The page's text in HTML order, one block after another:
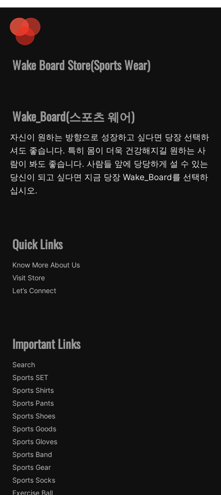
Wake Board Store(Sports Wear)
Wake_Board(스포츠 웨어)
자신이 원하는 방향으로 성장하고 싶다면 당장 선택하
셔도 좋습니다. 특히 몸이 더욱 건강해지길 원하는 사
람이 봐도 좋습니다. 사람들 앞에 당당하게 설 수 있는
당신이 되고 싶다면 지금 당장 Wake_Board를 선택하
십시오.
Quick Links
Know More About Us
Visit Store
Let’s Connect
Important Links
Search
Sports SET
Sports Shirts
Sports Pants
Sports Shoes
Sports Goods
Sports Gloves
Sports Band
Sports Gear
Sports Socks
Exercise Ball